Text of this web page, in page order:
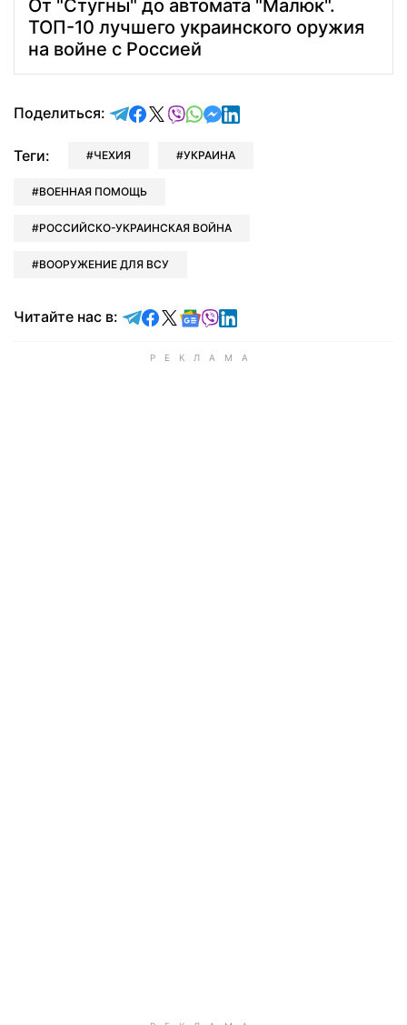
От "Стугны" до автомата "Малюк".
ТОП-10 лучшего украинского оружия
на войне с Россией
Поделиться: отправить в Telegram
поделиться в Facebook
поделиться в X
отправить в Viber
отправить в Whatsapp
отправить в Messenger
отправить в LinkedIn
Теги: ЧЕХИЯ УКРАИНА
ВОЕННАЯ ПОМОЩЬ
РОССИЙСКО-УКРАИНСКАЯ ВОЙНА
ВООРУЖЕНИЕ ДЛЯ ВСУ
Читайте нас в: Читайте в Telegram
Читайте в Facebook
Читайте в X
Читайте в Google news
Читайте в Viber
Читайте в LinkedIn